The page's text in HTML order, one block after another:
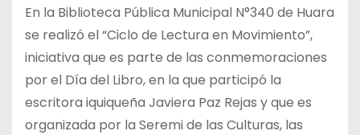
En la Biblioteca Pública Municipal N°340 de Huara
se realizó el “Ciclo de Lectura en Movimiento”,
iniciativa que es parte de las conmemoraciones
por el Día del Libro, en la que participó la
escritora iquiqueña Javiera Paz Rejas y que es
organizada por la Seremi de las Culturas, las